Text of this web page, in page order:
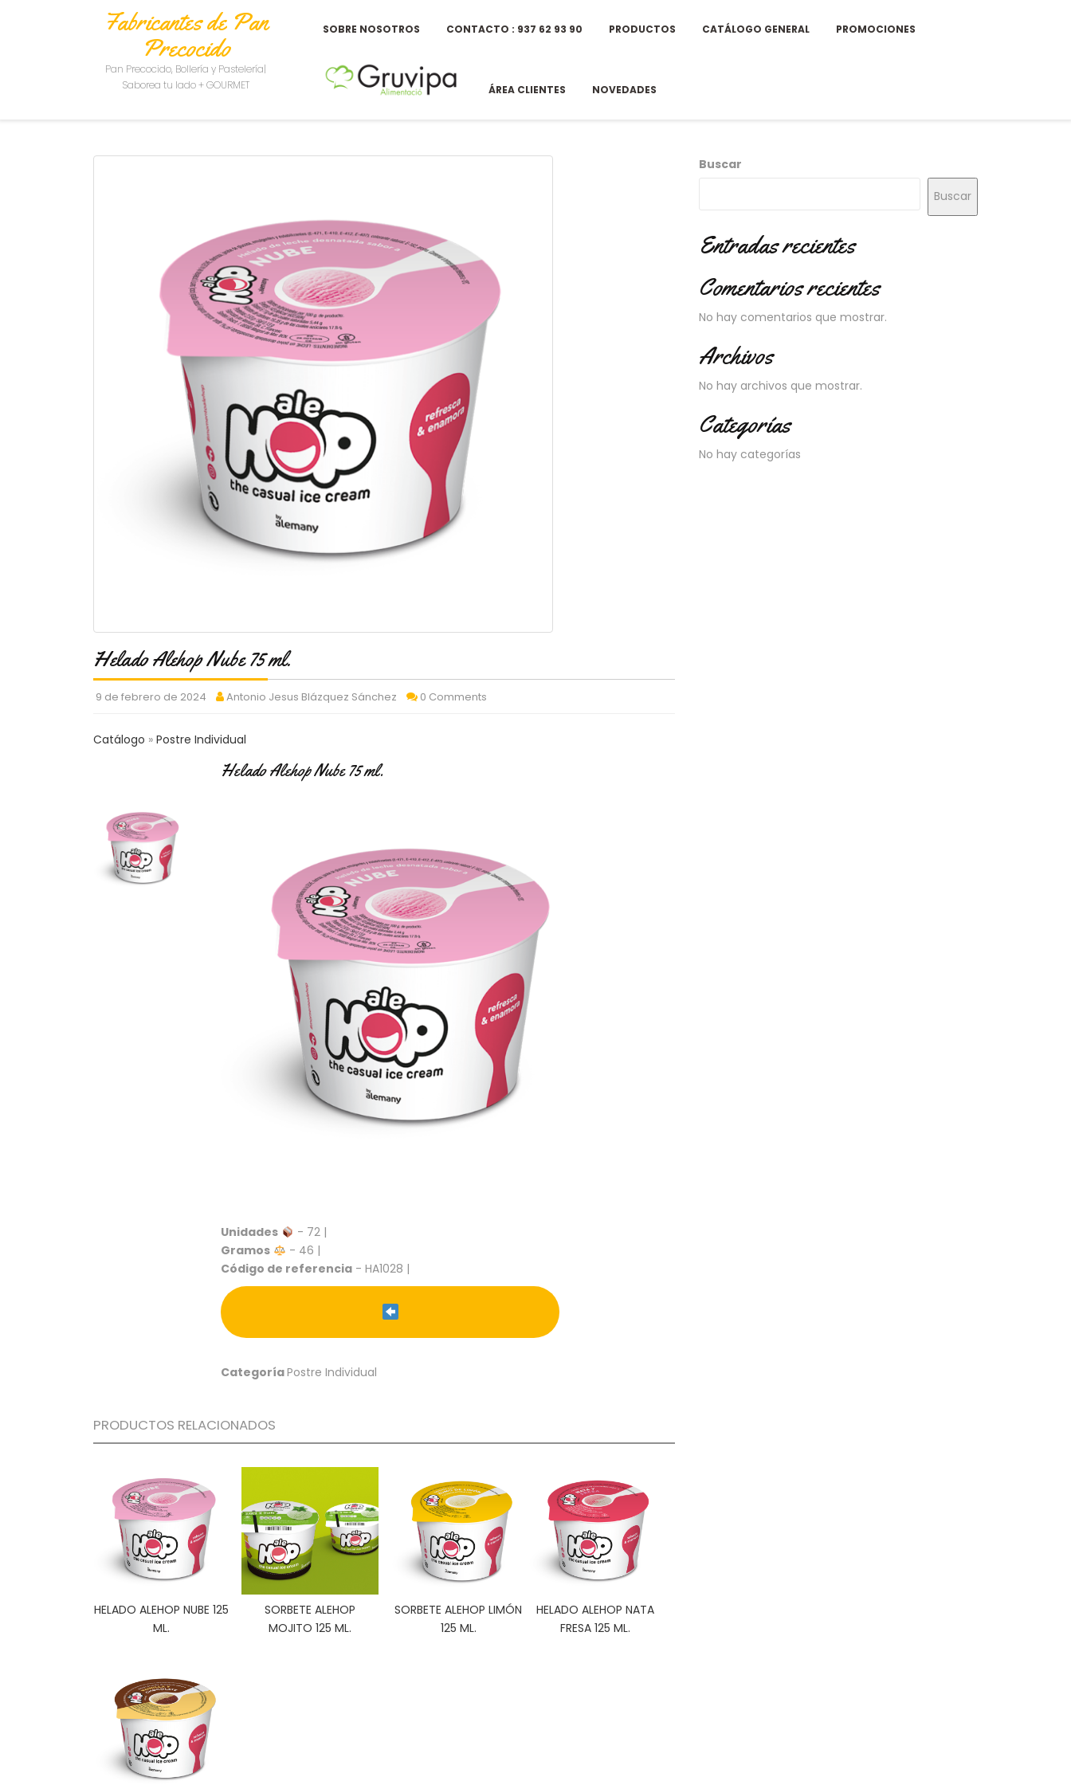
Fabricantes de Pan
Precocido
Pan Precocido, Bollería y Pastelería|
Saborea tu lado + GOURMET
SOBRE NOSOTROS CONTACTO : 937 62 93 90 PRODUCTOS CATÁLOGO GENERAL PROMOCIONES
ÁREA CLIENTES NOVEDADES
Helado Alehop Nube 75 ml.
9 de febrero de 2024 Antonio Jesus Blázquez Sánchez 0 Comments
Catálogo Postre Individual
Helado Alehop Nube 75 ml.
Unidades
- 72 |
Gramos
- 46 |
Código de referencia - HA1028 |
CategoríaPostre Individual
PRODUCTOS RELACIONADOS
HELADO ALEHOP NUBE 125
ML.
SORBETE ALEHOP
MOJITO 125 ML.
SORBETE ALEHOP LIMÓN
125 ML.
HELADO ALEHOP NATA
FRESA 125 ML.
Buscar
Buscar
Entradas recientes
Comentarios recientes
No hay comentarios que mostrar.
Archivos
No hay archivos que mostrar.
Categorías
No hay categorías